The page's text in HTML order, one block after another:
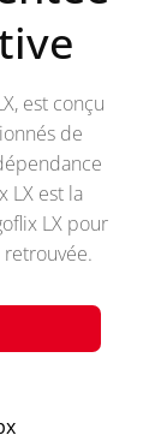
est conçu
de
LX est la
LX pour